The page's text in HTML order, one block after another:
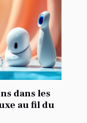
dans les
au fil du